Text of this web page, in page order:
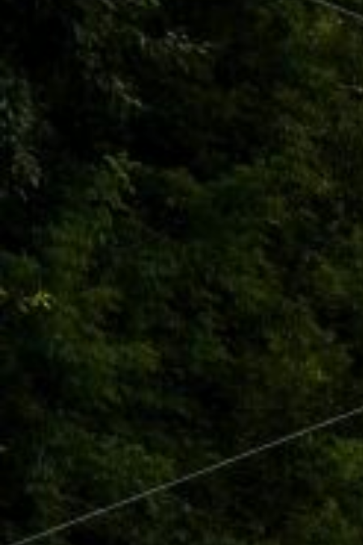
Фото чебоксар
Фото Чебоксар, Новочебоксарска и окрестностей
Каталог фотографий Чебоксар Лучшие фотографии
Погода
Туман
Радуга
Пасмурно
Гроза